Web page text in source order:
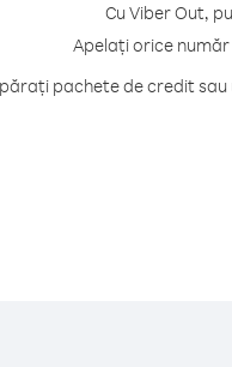
Cu Viber Out,
Apelați orice număr
pachete de credit sau